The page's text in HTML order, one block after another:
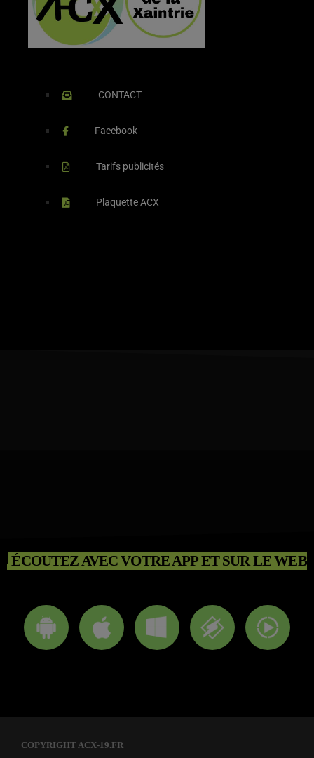
CONTACT
Facebook
Tarifs publicités
Plaquette ACX
ÉCOUTEZ AVEC VOTRE APP ET SUR LE WEB
COPYRIGHT ACX-19.FR